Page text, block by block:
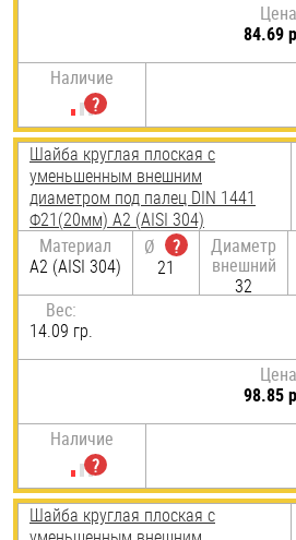
84.69
Наличие
Шайба круглая плоская с
уменьшенным внешним
диаметром под палец DIN 1441
Ф21(20мм) А2 (AISI 304)
Материал
А2 (AISI 304)
Ø
?
21
Диаметр
внешний
32
Вес:
14.09 гр.
98.85
Наличие
Шайба круглая плоская с